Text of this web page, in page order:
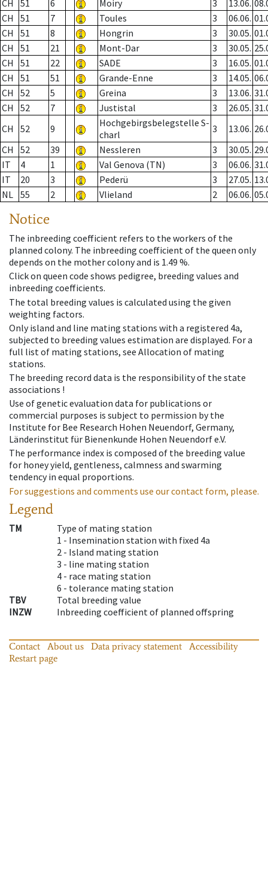
CH 51 6 Moiry 3 13.06.
CH
51 7 Toules 3 06.06.
CH
51 8 Hongrin 3 30.05.
CH
51 21 Mont-Dar 3 30.05.
CH
51 22 SADE 3 16.05.
CH
51 51 Grande-Enne 3 14.05.
CH
52 5 Greina 3 13.06.
CH
52 7 Justistal 3 26.05.
CH
52 9
Hochgebirgsbelegstelle S-
charl
3 13.06.
CH
52 39 Nessleren 3 30.05.
IT
4 1 Val Genova (TN) 3 06.06.
IT
20 3 Pederü 3 27.05.
NL 55 2 Vlieland 2 06.06.
Notice
The inbreeding coefficient refers to the workers of the
planned colony. The inbreeding coefficient of the queen only
depends on the mother colony and is 1.49 %.
Click on queen code shows pedigree, breeding values and
inbreeding coefficients.
The total breeding values is calculated using the given
weighting factors.
Only island and line mating stations with a registered 4a,
subjected to breeding values estimation are displayed. For a
full list of mating stations, see Allocation of mating
stations.
The breeding record data is the responsibility of the state
associations !
Use of genetic evaluation data for publications or
commercial purposes is subject to permission by the
Institute for Bee Research Hohen Neuendorf, Germany,
Länderinstitut für Bienenkunde Hohen Neuendorf e.V.
The performance index is composed of the breeding value
for honey yield, gentleness, calmness and swarming
tendency in equal proportions.
For suggestions and comments use our contact form, please.
Legend
TM
Type of mating station
1 - Insemination station with fixed 4a
2 - Island mating station
3 - line mating station
4 - race mating station
6 - tolerance mating station
TBV
Total breeding value
INZW
Inbreeding coefficient of planned offspring
Contact About us Data privacy statement
Accessibility
Restart page